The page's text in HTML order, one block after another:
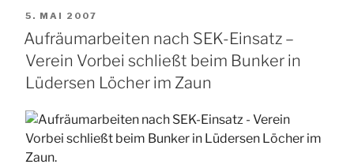
VERÖFFENTLICHT
AM
5. MAI 2007
Aufräumarbeiten nach SEK-Einsatz –
Verein Vorbei schließt beim Bunker in
Lüdersen Löcher im Zaun